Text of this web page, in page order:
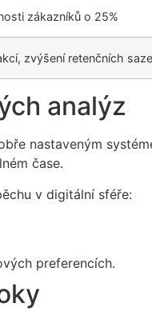
zákazníků o 25%
zvýšení retenčních
analýz
nastaveným
čase.
v digitální sféře:
preferencích.